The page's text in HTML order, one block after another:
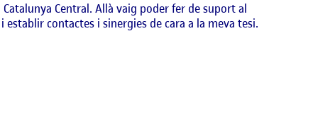
Central. Allà vaig poder fer de suport al
contactes i sinergies de cara a la meva tesi.